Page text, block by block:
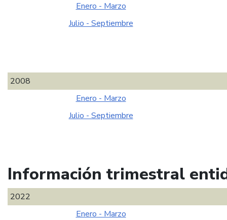
Enero - Marzo
Julio - Septiembre
2008
Enero - Marzo
Julio - Septiembre
Información trimestral
2022
Enero - Marzo